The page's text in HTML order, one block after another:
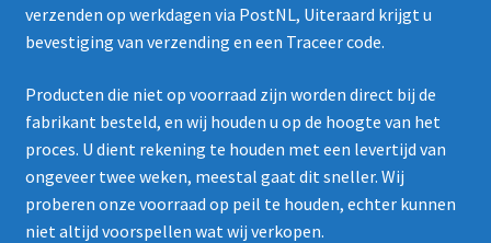
verzenden op werkdagen via PostNL, Uiteraard krijgt u
bevestiging van verzending en een Traceer code.
Producten die niet op voorraad zijn worden direct bij de
fabrikant besteld, en wij houden u op de hoogte van het
proces. U dient rekening te houden met een levertijd van
ongeveer twee weken, meestal gaat dit sneller. Wij
proberen onze voorraad op peil te houden, echter kunnen
niet altijd voorspellen wat wij verkopen.